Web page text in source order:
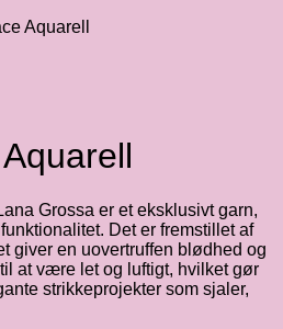
Aquarell
Grossa er et eksklusivt garn,
Det er fremstillet af
giver en uovertruffen blødhed og
at være let og luftigt, hvilket gør
strikkeprojekter som sjaler,